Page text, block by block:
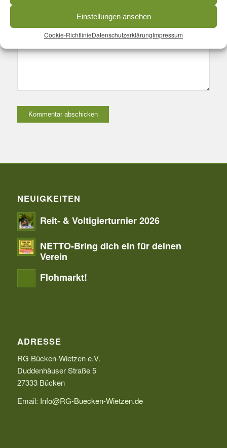
Einstellungen ansehen
Cookie-RichtlinieDatenschutzerklärungImpressum
nächsten Kommentar speichern.
NEUIGKEITEN
Reit- & Voltigierturnier 2026
NETTO-Bring dich ein für deinen
Verein
Flohmarkt!
ADRESSE
RG Bücken-Wietzen e.V.
Duddenhäuser Straße 5
27333 Bücken
Email: Info@RG-Buecken-Wietzen.de